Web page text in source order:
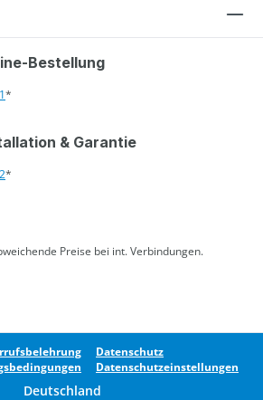
Bestellung
*
& Garantie
*
Preise bei int. Verbindungen.
Datenschutz
Datenschutzeinstellungen
Deutschland